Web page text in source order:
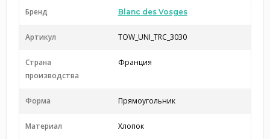
Бренд Blanc des Vosges
Артикул TOW_UNI_TRC_3030
Страна
производства
Франция
Форма Прямоугольник
Материал Хлопок